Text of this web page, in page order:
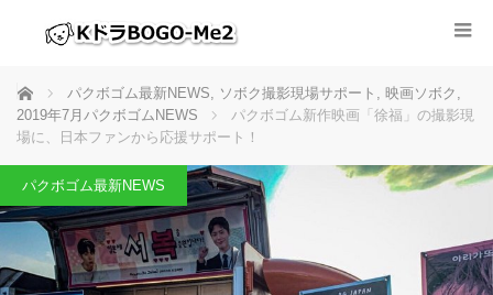
ホーム パクボゴム最新NEWS, ソボク撮影現場サポート , 映画ソボク ,
2019年7月パクボゴムNEWS
パクボゴム新作映画「徐福」の撮影現
場に、日本ファンから応援サポート！
パクボゴム最新NEWS